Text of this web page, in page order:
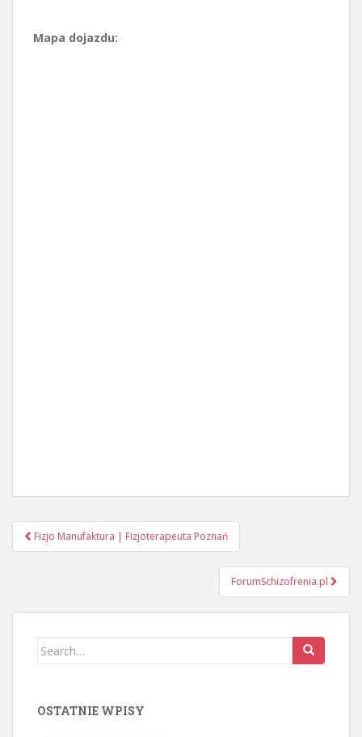
Mapa dojazdu:
Post
navigation
Fizjo Manufaktura | Fizjoterapeuta Poznań
ForumSchizofrenia.pl
Search
OSTATNIE WPISY